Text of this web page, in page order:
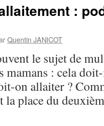
:
Quentin JANICOT
le sujet de
mamans : cela
on allaiter ?
la place du